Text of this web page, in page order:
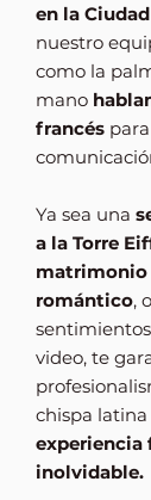
en la
nuestro
como la
mano
francés
Ya sea una
a la Torre
matrimonio
romántico,
video, te
chispa
inolvidable.